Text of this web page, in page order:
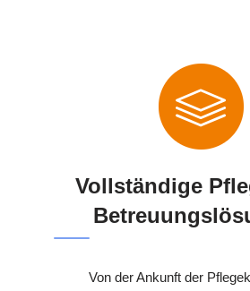
Vollständige
Von der Ankunft der